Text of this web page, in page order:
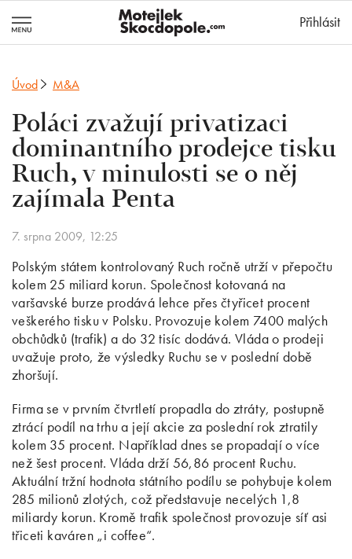
Přihlásit
Úvod M&A
Poláci zvažují privatizaci
dominantního prodejce tisku
Ruch, v minulosti se o něj
zajímala Penta
7. srpna 2009, 12:25
Polským státem kontrolovaný Ruch ročně utrží v přepočtu
kolem 25 miliard korun. Společnost kotovaná na
varšavské burze prodává lehce přes čtyřicet procent
veškerého tisku v Polsku. Provozuje kolem 7400 malých
obchůdků (trafik) a do 32 tisíc dodává. Vláda o prodeji
uvažuje proto, že výsledky Ruchu se v poslední době
zhoršují.
Firma se v prvním čtvrtletí propadla do ztráty, postupně
ztrácí podíl na trhu a její akcie za poslední rok ztratily
kolem 35 procent. Například dnes se propadají o více
než šest procent. Vláda drží 56,86 procent Ruchu.
Aktuální tržní hodnota státního podílu se pohybuje kolem
285 milionů zlotých, což představuje necelých 1,8
miliardy korun. Kromě trafik společnost provozuje síť asi
třiceti kaváren „i coffee“.